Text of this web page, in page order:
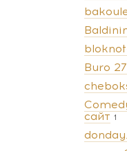
Buro
сайт 1